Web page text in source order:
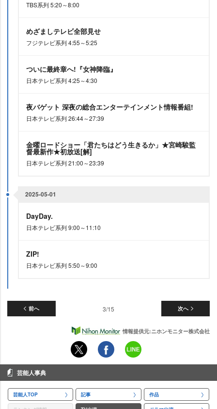
TBS系列 5:20～8:00
めざましテレビ全部見せ
フジテレビ系列 4:55～5:25
ついに最終章へ!『女神降臨』
日本テレビ系列 4:25～4:30
夜バゲット 深夜の総合エンターテインメント情報番組!
日本テレビ系列 26:44～27:39
金曜ロードショー「君たちはどう生きるか」★宮崎駿監
督最新作★初放送[解]
日本テレビ系列 21:00～23:39
2025-05-01
DayDay.
日本テレビ系列 9:00～11:10
ZIP!
日本テレビ系列 5:50～9:00
前へ 次へ
3/15
情報提供元:ニホンモニター株式会社
芸能人事典
芸能人TOP 記事 作品